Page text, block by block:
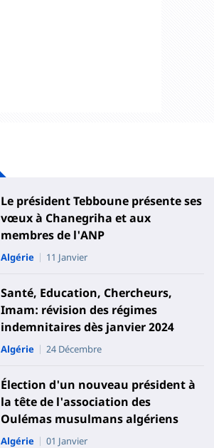
Le président Tebboune présente ses
vœux à Chanegriha et aux
membres de l'ANP
Algérie 11 Janvier
Santé, Education, Chercheurs,
Imam: révision des régimes
indemnitaires dès janvier 2024
Algérie 24 Décembre
Élection d'un nouveau président à
la tête de l'association des
Oulémas musulmans algériens
Algérie 01 Janvier